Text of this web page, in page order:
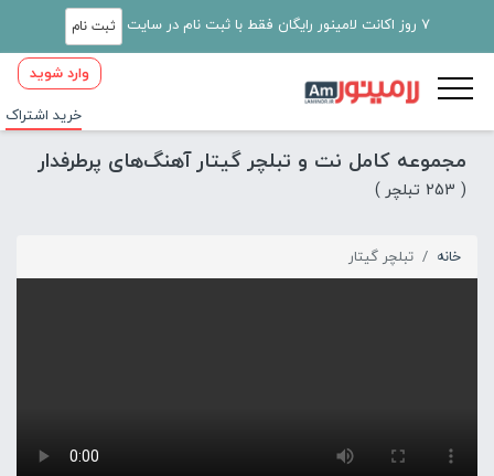
7 روز اکانت لامینور رایگان فقط با ثبت نام در سایت ثبت نام
وارد شوید
خرید اشتراک
مجموعه کامل نت و تبلچر گیتار آهنگ‌های پرطرفدار
( 253 تبلچر )
خانه تبلچر گیتار